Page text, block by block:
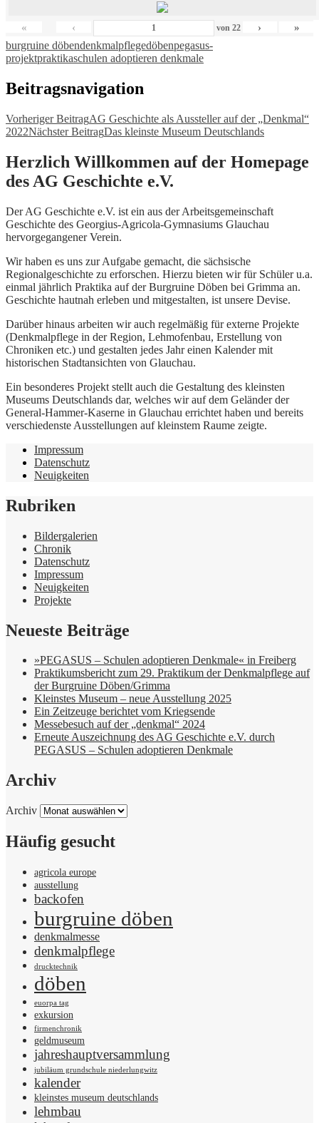
« ‹ von 22 › »
burgruine döbendenkmalpflegedöbenpegasus-
projektpraktikaschulen adoptieren denkmale
Beitragsnavigation
Vorheriger BeitragAG Geschichte als Aussteller auf der „Denkmal“
2022Nächster BeitragDas kleinste Museum Deutschlands
Herzlich Willkommen auf der Homepage
des AG Geschichte e.V.
Der AG Geschichte e.V. ist ein aus der Arbeitsgemeinschaft
Geschichte des Georgius-Agricola-Gymnasiums Glauchau
hervorgegangener Verein.
Wir haben es uns zur Aufgabe gemacht, die sächsische
Regionalgeschichte zu erforschen. Hierzu bieten wir für Schüler u.a.
einmal jährlich Praktika auf der Burgruine Döben bei Grimma an.
Geschichte hautnah erleben und mitgestalten, ist unsere Devise.
Darüber hinaus arbeiten wir auch regelmäßig für externe Projekte
(Denkmalpflege in der Region, Lehmofenbau, Erstellung von
Chroniken etc.) und gestalten jedes Jahr einen Kalender mit
historischen Stadtansichten von Glauchau.
Ein besonderes Projekt stellt auch die Gestaltung des kleinsten
Museums Deutschlands dar, welches wir auf dem Geländer der
General-Hammer-Kaserne in Glauchau errichtet haben und bereits
verschiedenste Ausstellungen auf kleinstem Raume zeigte.
Impressum
Datenschutz
Neuigkeiten
Rubriken
Bildergalerien
Chronik
Datenschutz
Impressum
Neuigkeiten
Projekte
Neueste Beiträge
»PEGASUS – Schulen adoptieren Denkmale« in Freiberg
Praktikumsbericht zum 29. Praktikum der Denkmalpflege auf
der Burgruine Döben/Grimma
Kleinstes Museum – neue Ausstellung 2025
Ein Zeitzeuge berichtet vom Kriegsende
Messebesuch auf der „denkmal“ 2024
Erneute Auszeichnung des AG Geschichte e.V. durch
PEGASUS – Schulen adoptieren Denkmale
Archiv
Archiv
Häufig gesucht
agricola europe
ausstellung
backofen
burgruine döben
denkmalmesse
denkmalpflege
drucktechnik
döben
euorpa tag
exkursion
firmenchronik
geldmuseum
jahreshauptversammlung
jubiläum grundschule niederlungwitz
kalender
kleinstes museum deutschlands
lehmbau